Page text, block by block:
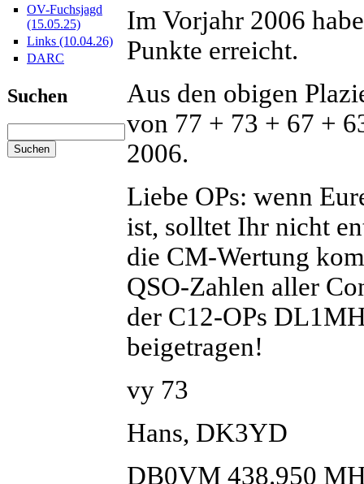
OV-Fuchsjagd
(15.05.25)
Links (10.04.26)
DARC
Suchen
Im Vorjahr 2006
Punkte erreicht.
Aus den obigen
von 77 + 73 + 67 +
2006.
Liebe OPs: wenn
ist, solltet Ihr nicht
die CM-Wertung
QSO-Zahlen aller
der C12-OPs
beigetragen!
vy 73
Hans, DK3YD
DB0VM 438.950